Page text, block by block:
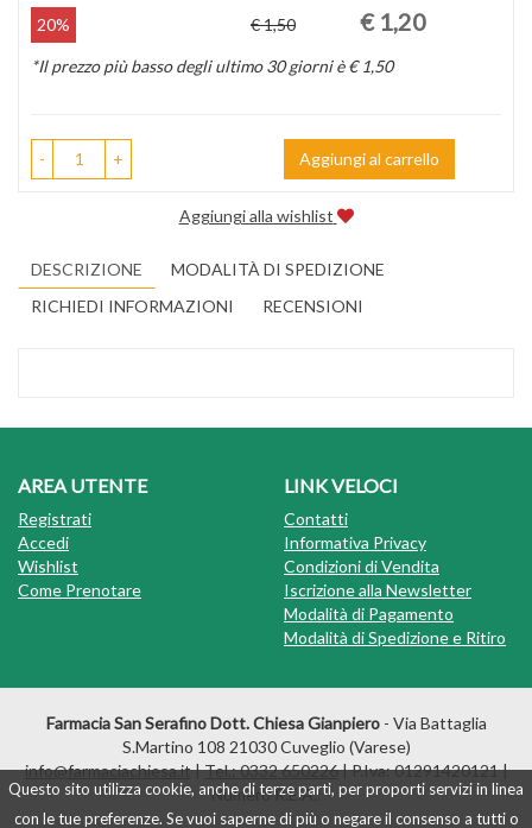
Questo sito utilizza cookie, anche di terze parti, per proporti servizi in linea
con le tue preferenze. Se vuoi saperne di più o negare il consenso a tutti o
Sconto
del
20% € 1,50
Prezzo
scontato
€ 1,20
*Il prezzo più basso degli ultimo 30 giorni è € 1,50
- + Aggiungi al carrello
Aggiungi alla wishlist
DESCRIZIONE
MODALITÀ DI SPEDIZIONE
RICHIEDI INFORMAZIONI
RECENSIONI
AREA UTENTE
Registrati
Accedi
Wishlist
Come Prenotare
LINK VELOCI
Contatti
Informativa Privacy
Condizioni di Vendita
Iscrizione alla Newsletter
Modalità di Pagamento
Modalità di Spedizione e Ritiro
Farmacia San Serafino Dott. Chiesa Gianpiero - Via Battaglia
S.Martino 108 21030 Cuveglio (Varese)
info@farmaciachiesa.it|Tel.: 0332 650226| P.Iva: 01291420121 |
Numero R.E.A.: